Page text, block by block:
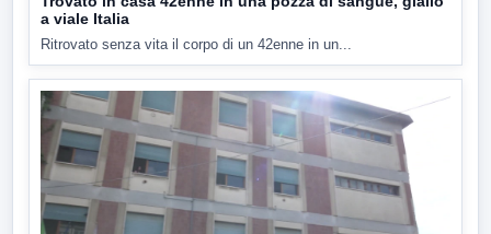
a viale Italia
Ritrovato senza vita il corpo di un 42enne in un...